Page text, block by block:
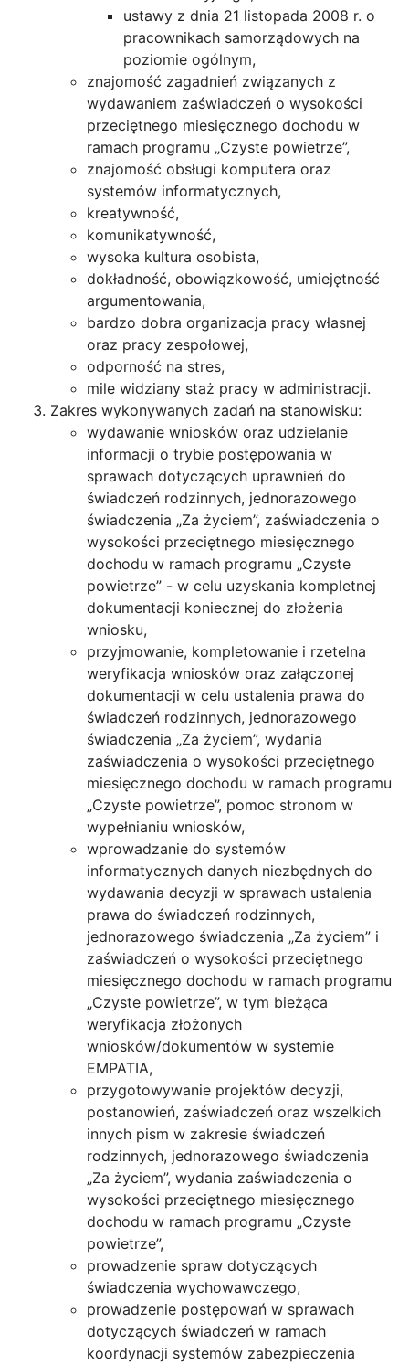
ustawy z dnia 21 listopada 2008 r. o
pracownikach samorządowych na
poziomie ogólnym,
znajomość zagadnień związanych z
wydawaniem zaświadczeń o wysokości
przeciętnego miesięcznego dochodu w
ramach programu „Czyste powietrze”,
znajomość obsługi komputera oraz
systemów informatycznych,
kreatywność,
komunikatywność,
wysoka kultura osobista,
dokładność, obowiązkowość, umiejętność
argumentowania,
bardzo dobra organizacja pracy własnej
oraz pracy zespołowej,
odporność na stres,
mile widziany staż pracy w administracji.
Zakres wykonywanych zadań na stanowisku:
wydawanie wniosków oraz udzielanie
informacji o trybie postępowania w
sprawach dotyczących uprawnień do
świadczeń rodzinnych, jednorazowego
świadczenia „Za życiem”, zaświadczenia o
wysokości przeciętnego miesięcznego
dochodu w ramach programu „Czyste
powietrze” - w celu uzyskania kompletnej
dokumentacji koniecznej do złożenia
wniosku,
przyjmowanie, kompletowanie i rzetelna
weryfikacja wniosków oraz załączonej
dokumentacji w celu ustalenia prawa do
świadczeń rodzinnych, jednorazowego
świadczenia „Za życiem”, wydania
zaświadczenia o wysokości przeciętnego
miesięcznego dochodu w ramach programu
„Czyste powietrze”, pomoc stronom w
wypełnianiu wniosków,
wprowadzanie do systemów
informatycznych danych niezbędnych do
wydawania decyzji w sprawach ustalenia
prawa do świadczeń rodzinnych,
jednorazowego świadczenia „Za życiem” i
zaświadczeń o wysokości przeciętnego
miesięcznego dochodu w ramach programu
„Czyste powietrze”, w tym bieżąca
weryfikacja złożonych
wniosków/dokumentów w systemie
EMPATIA,
przygotowywanie projektów decyzji,
postanowień, zaświadczeń oraz wszelkich
innych pism w zakresie świadczeń
rodzinnych, jednorazowego świadczenia
„Za życiem”, wydania zaświadczenia o
wysokości przeciętnego miesięcznego
dochodu w ramach programu „Czyste
powietrze”,
prowadzenie spraw dotyczących
świadczenia wychowawczego,
prowadzenie postępowań w sprawach
dotyczących świadczeń w ramach
koordynacji systemów zabezpieczenia